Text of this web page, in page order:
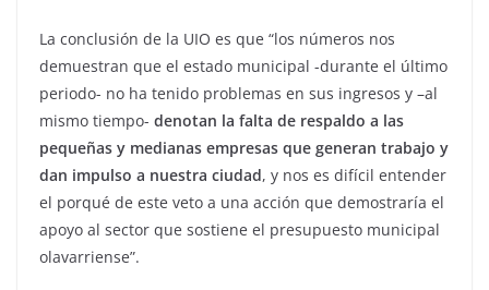
La conclusión de la UIO es que “los números nos
demuestran que el estado municipal -durante el último
periodo- no ha tenido problemas en sus ingresos y –al
mismo tiempo- denotan la falta de respaldo a las
pequeñas y medianas empresas que generan trabajo y
dan impulso a nuestra ciudad, y nos es difícil entender
el porqué de este veto a una acción que demostraría el
apoyo al sector que sostiene el presupuesto municipal
olavarriense”.